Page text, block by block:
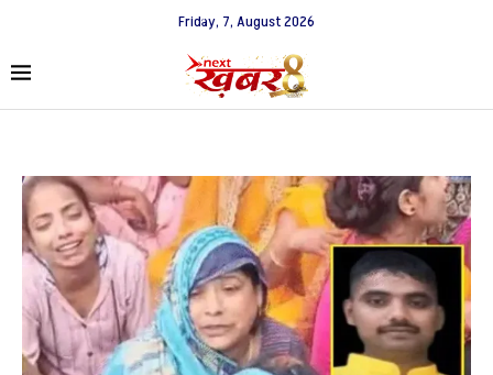
Friday, 7, August 2026